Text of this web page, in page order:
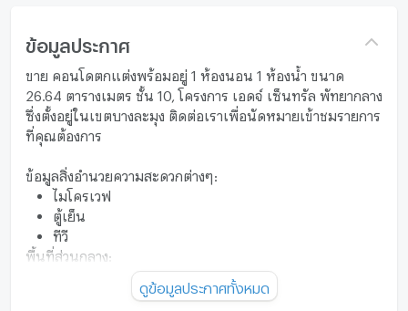
ข้อมูลประกาศ
ขาย คอนโดตกแต่งพร้อมอยู่ 1 ห้องนอน 1 ห้องน้ำ ขนาด
26.64 ตารางเมตร ชั้น 10, โครงการ เอดจ์ เซ็นทรัล พัทยากลาง
ซึ่งตั้งอยู่ในเขตบางละมุง ติดต่อเราเพื่อนัดหมายเข้าชมรายการ
ที่คุณต้องการ
ข้อมูลสิ่งอำนวยความสะดวกต่างๆ:
ไมโครเวฟ
ตู้เย็น
ทีวี
พื้นที่ส่วนกลาง:
สร้างเสร็จในปี 2021
ดูข้อมูลประกาศทั้งหมด